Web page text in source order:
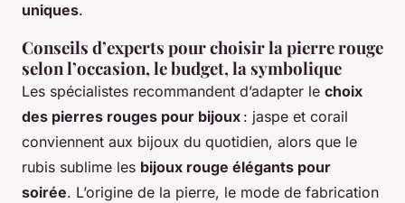
uniques.
Conseils d’experts pour choisir la pierre rouge
selon l’occasion, le budget, la symbolique
Les spécialistes recommandent d’adapter le choix
des pierres rouges pour bijoux : jaspe et corail
conviennent aux bijoux du quotidien, alors que le
rubis sublime les bijoux rouge élégants pour
soirée. L’origine de la pierre, le mode de fabrication